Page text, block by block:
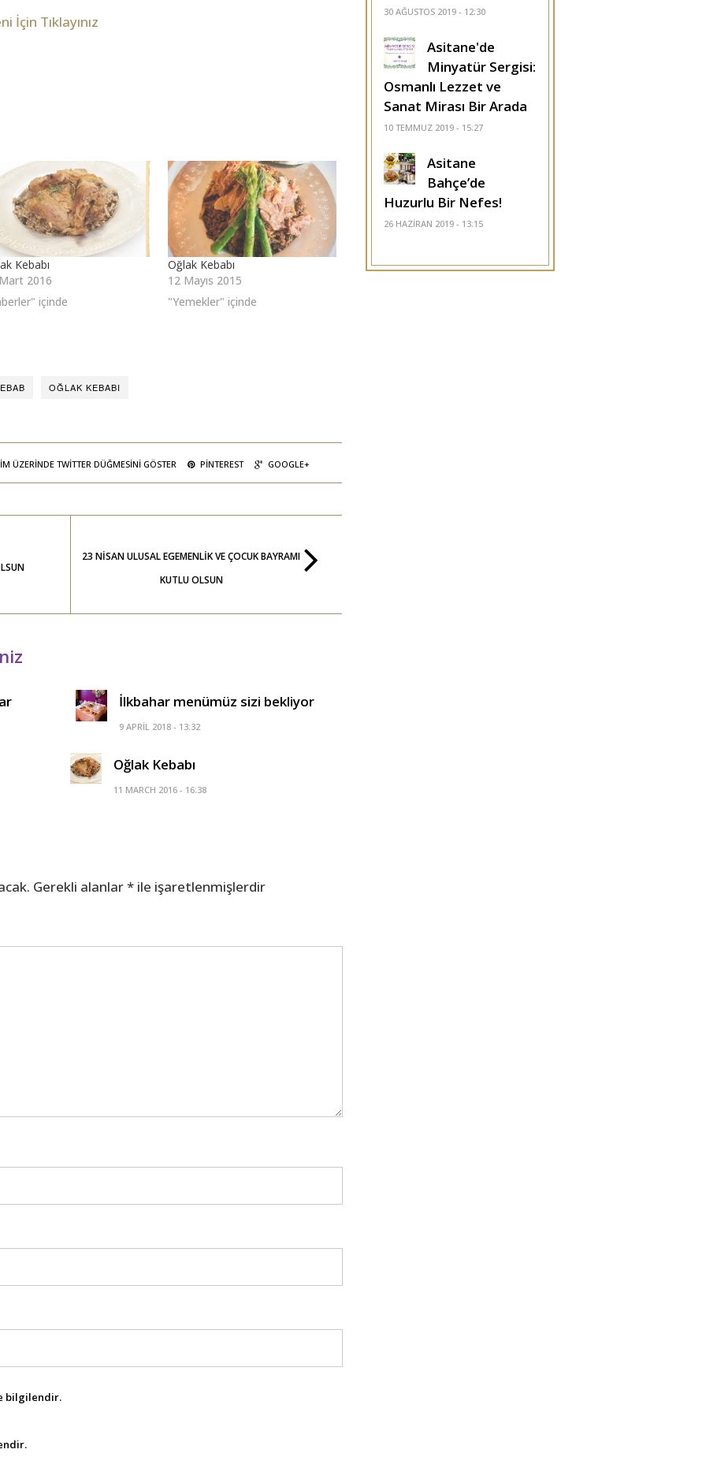
İçin Tıklayınız
Kebabı
2016
içinde
Oğlak Kebabı
12 Mayıs 2015
"Yemekler" içinde
OĞLAK KEBABI
ÜZERINDE TWITTER DÜĞMESINI GÖSTER PINTEREST GOOGLE+
23 NISAN ULUSAL EGEMENLIK VE ÇOCUK BAYRAMI
KUTLU OLSUN
İlkbahar menümüz sizi bekliyor
9 APRIL 2018 - 13:32
Oğlak Kebabı
11 MARCH 2016 - 16:38
Gerekli alanlar* ile işaretlenmişlerdir
bilgilendir.
30 AĞUSTOS 2019 - 12:30
Asitane'de
Minyatür Sergisi:
Osmanlı Lezzet ve
Sanat Mirası Bir Arada
10 TEMMUZ 2019 - 15:27
Asitane
Bahçe’de
Huzurlu Bir Nefes!
26 HAZIRAN 2019 - 13:15